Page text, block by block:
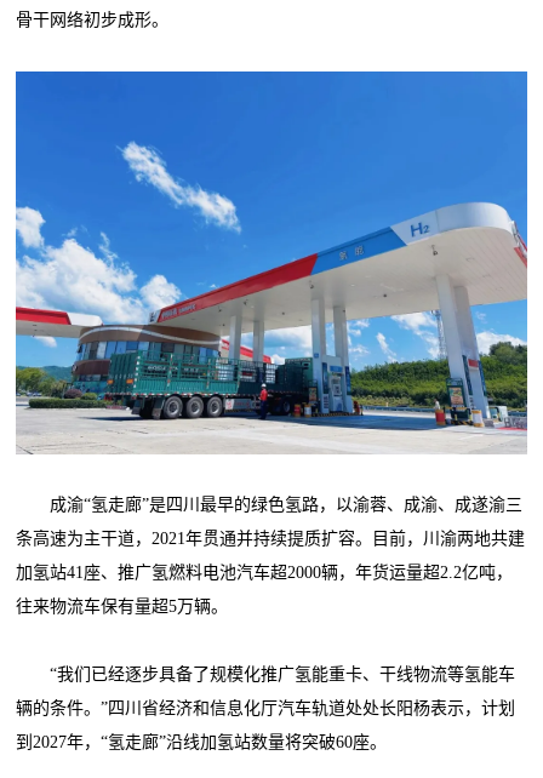
骨干网络初步成形。
成渝“氢走廊”是四川最早的绿色氢路，以渝蓉、成渝、成遂渝三
条高速为主干道，2021年贯通并持续提质扩容。目前，川渝两地共建
加氢站41座、推广氢燃料电池汽车超2000辆，年货运量超2.2亿吨，
往来物流车保有量超5万辆。
“我们已经逐步具备了规模化推广氢能重卡、干线物流等氢能车
辆的条件。”四川省经济和信息化厅汽车轨道处处长阳杨表示，计划
到2027年，“氢走廊”沿线加氢站数量将突破60座。